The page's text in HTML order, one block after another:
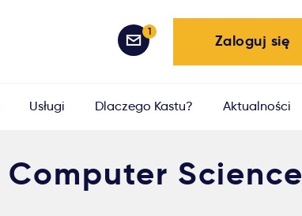
Zaloguj się
1
Usługi Dlaczego Kastu? Aktualności
Computer Science